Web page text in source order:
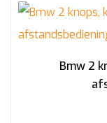
Bmw 2